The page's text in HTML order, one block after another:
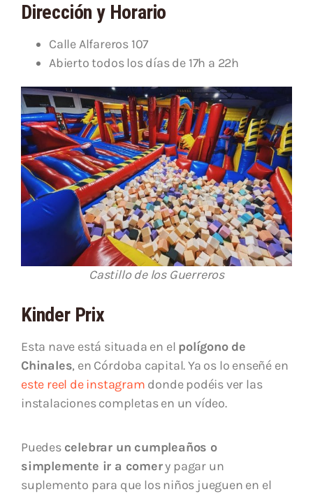
Dirección y Horario
Calle Alfareros 107
Abierto todos los días de 17h a 22h
Castillo de los Guerreros
Kinder Prix
Esta nave está situada en el polígono de
Chinales, en Córdoba capital. Ya os lo enseñé en
este reel de instagram donde podéis ver las
instalaciones completas en un vídeo.
Puedes celebrar un cumpleaños o
simplemente ir a comery pagar un
suplemento para que los niños jueguen en el